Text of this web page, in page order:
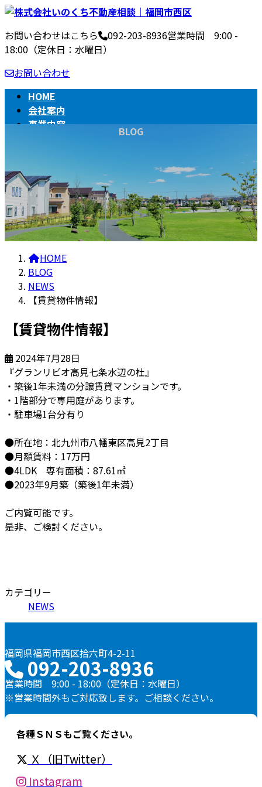
コ
テ
ン
ツ
へ
ッ
ナ
ゲ
ー
シ
ョ
移
お問い合わせはこちら 092-203-8936営業時間 9:00 -
18:00（定休日：水曜日）
お問い合わせ
HOME
会社案内
事業内容
BLOG
HOME
BLOG
NEWS
【賃貸物件情報】
【賃貸物件情報】
2024年7月28日
『グランリビオ高見七条水辺の杜』
・築後1年未満の分譲賃貸マンションです。
・1階部分で専用庭があります。
・駐車場1台分有り
●所在地：北九州市八幡東区高見2丁目
●月額賃料：17万円
●4LDK 専有面積：87.61㎡
●2023年9月築（築後1年未満）
ご内覧可能です。
是非、ご検討ください。
カテゴリー
NEWS
福岡県福岡市西区拾六町4-2-11
092-203-8936
営業時間 9:00 - 18:00（定休日：水曜日）
※営業時間外もご対応致します。ご相談ください。
各種ＳＮＳもご覧ください。
Ｘ（旧Twitter）
Instagram